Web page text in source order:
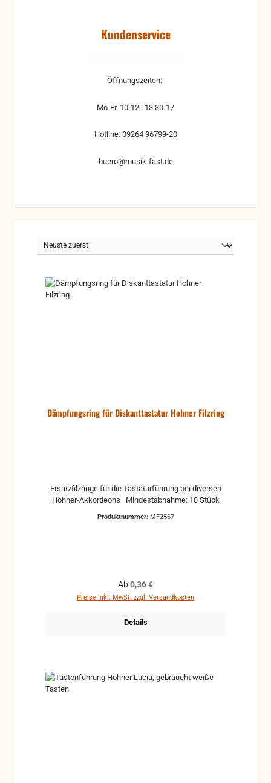
Kundenservice
Öffnungszeiten:
Mo-Fr. 10-12 | 13:30-17
Hotline: 09264 96799-20
buero@musik-fast.de
Dämpfungsring für Diskanttastatur Hohner Filzring
Ersatzfilzringe für die Tastaturführung bei diversen
Hohner-Akkordeons Mindestabnahme: 10 Stück
Produktnummer: MF2567
Regulärer Preis:
Ab0,36 €
Preise inkl. MwSt. zzgl. Versandkosten
Details